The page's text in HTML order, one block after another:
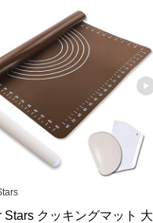
Stars クッキングマット 大